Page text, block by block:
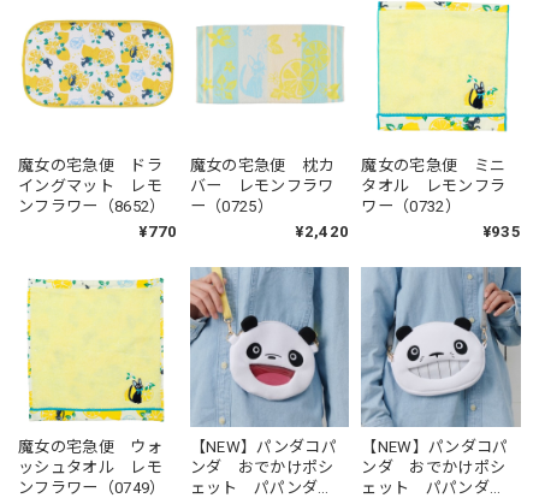
魔女の宅急便 ドラ
イングマット レモ
ンフラワー（8652）
¥770
魔女の宅急便 枕カ
バー レモンフラワ
ー（0725）
¥2,420
魔女の宅急便 ミニ
タオル レモンフラ
ワー（0732）
¥935
魔女の宅急便 ウォ
ッシュタオル レモ
ンフラワー（0749）
【NEW】パンダコパ
ンダ おでかけポシ
ェット パパンダ
【NEW】パンダコパ
ンダ おでかけポシ
ェット パパンダ